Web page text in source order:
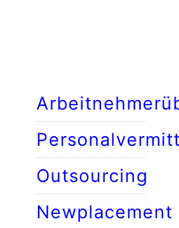
Outsourcing
Newplacement